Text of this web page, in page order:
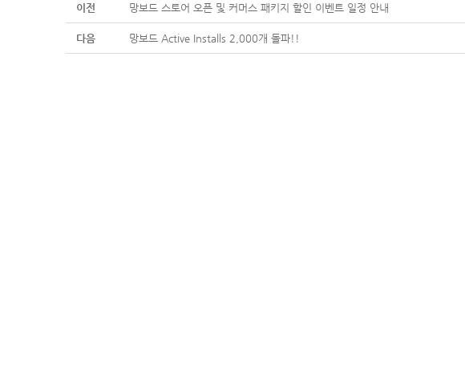
이전 망보드 스토어 오픈 및 커머스 패키지 할인 이벤트 일정 안내
다음 망보드 Active Installs 2,000개 돌파!!